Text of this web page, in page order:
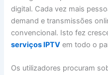
digital. Cada vez mais
demand e transmissões
convencional. Isto fez
serviços IPTV em todo o
Os utilizadores procuram